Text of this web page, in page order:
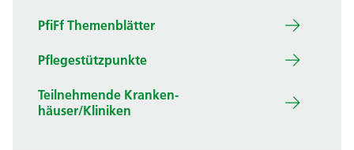
PfiFf Themenblätter
Pflegestützpunkte
Teilnehm­ende Kranken­
häuser/Kliniken